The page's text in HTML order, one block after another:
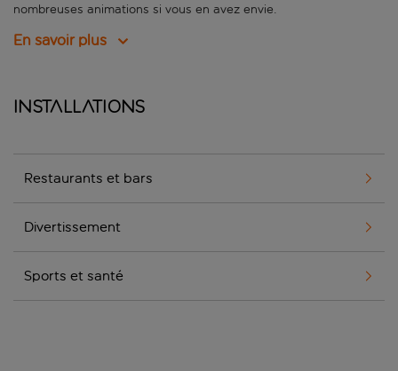
nombreuses animations si vous en avez envie.
En savoir plus
Installations
Restaurants et bars
Divertissement
Sports et santé